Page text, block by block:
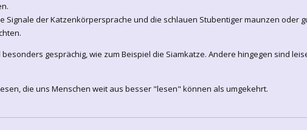
Signale der Katzenkörpersprache und die schlauen Stubentiger maunzen oder
gesprächig, wie zum Beispiel die Siamkatze. Andere hingegen sind
die uns Menschen weit aus besser "lesen" können als umgekehrt.